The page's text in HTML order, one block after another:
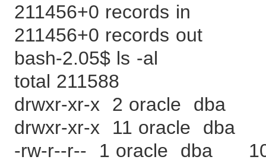
211456+0 records in
211456+0 records out
bash-2.05$ ls -al
total 211588
drwxr-xr-x 2 oracle dba
drwxr-xr-x 11 oracle
-rw-r--r-- 1 oracle dba